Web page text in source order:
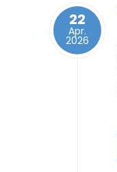
22
Apr.
2026